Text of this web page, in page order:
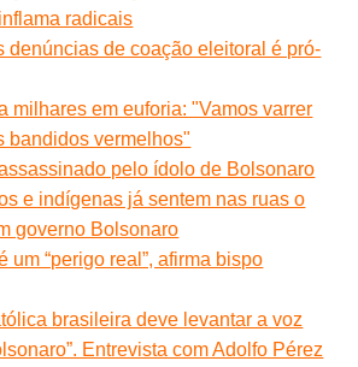
radicais
denúncias de coação eleitoral é pró-
milhares em euforia: "Vamos varrer
bandidos vermelhos"
pelo ídolo de Bolsonaro
e indígenas já sentem nas ruas o
governo Bolsonaro
um “perigo real”, afirma bispo
brasileira deve levantar a voz
Entrevista com Adolfo Pérez